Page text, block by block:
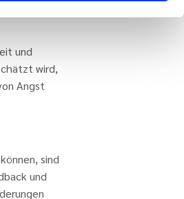
und
wird,
Angst
sind
und